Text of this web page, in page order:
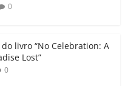
0
livro “No Celebration: A
Lost”
0